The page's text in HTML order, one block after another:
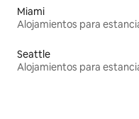
Miami
Seattle